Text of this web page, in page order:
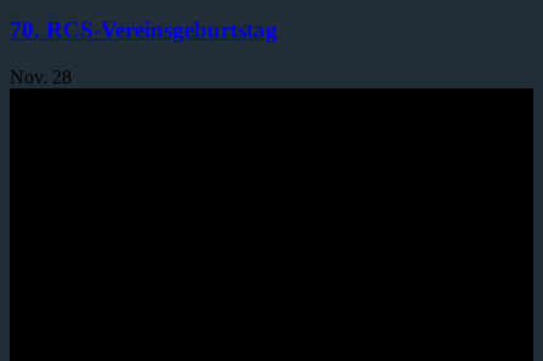
70. RCS-Vereinsgeburtstag
Nov. 28